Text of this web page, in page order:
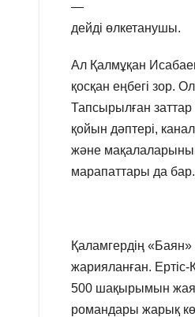
—
дейді өлкетанушы.
Ал Қалмұқан
қосқан еңбегі зор.
Тапсырылған заттар
қойын дәптері,
және
марапаттары да бар.
Қаламгердің
жарияланған.
500 шақырымын
романдары жарық